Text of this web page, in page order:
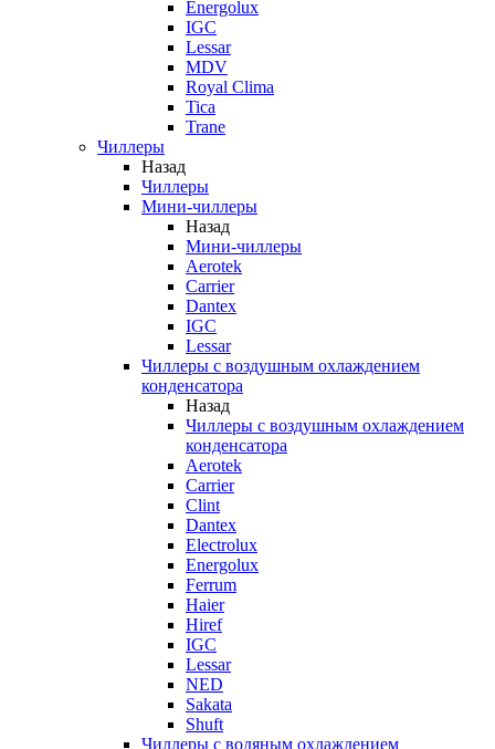
Energolux
IGC
Lessar
MDV
Royal Clima
Tica
Trane
Чиллеры
Назад
Чиллеры
Мини-чиллеры
Назад
Мини-чиллеры
Aerotek
Carrier
Dantex
IGC
Lessar
Чиллеры с воздушным охлаждением
конденсатора
Назад
Чиллеры с воздушным охлаждением
конденсатора
Aerotek
Carrier
Clint
Dantex
Electrolux
Energolux
Ferrum
Haier
Hiref
IGC
Lessar
NED
Sakata
Shuft
Чиллеры с водяным охлаждением